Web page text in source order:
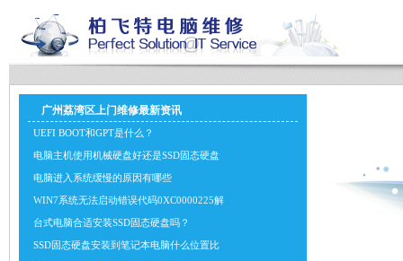
广州荔湾区上门维修最新资讯
UEFI BOOT和GPT是什么？
电脑主机使用机械硬盘好还是SSD固态硬盘
电脑进入系统缓慢的原因有哪些
WIN7系统无法启动错误代码0XC0000225解
台式电脑合适安装SSD固态硬盘吗？
SSD固态硬盘安装到笔记本电脑什么位置比